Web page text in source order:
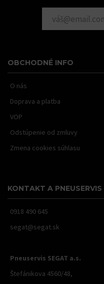
OBCHODNÉ INFO
O nás
Doprava a platba
VOP
Odstúpenie od zmluvy
Zmena cookies súhlasu
KONTAKT A PNEUSERVIS
0918 490 645
segat@segat.sk
Pneuservis SEGAT a.s.
Štefánikova 4560/48,